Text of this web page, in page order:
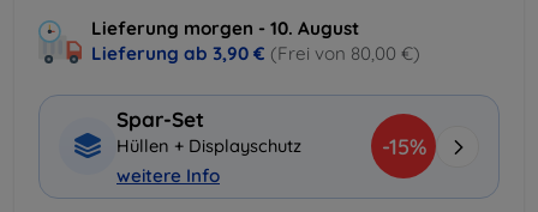
Lieferung morgen - 10. August
Lieferung ab 3,90 € (Frei von 80,00 €)
Spar-Set
Hüllen + Displayschutz
weitere Info
-15%